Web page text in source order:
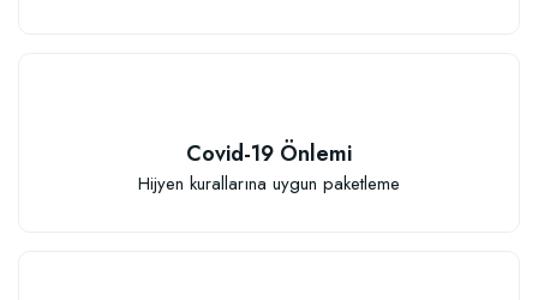
Covid-19 Önlemi
Hijyen kurallarına uygun paketleme